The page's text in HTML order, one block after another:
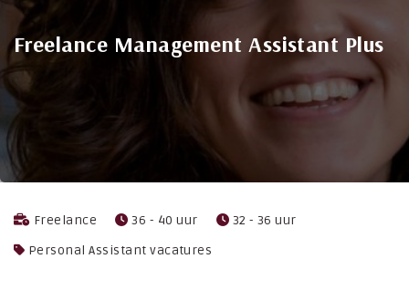
Freelance Management Assistant Plus
Freelance 36 - 40 uur
32 - 36 uur
Personal Assistant vacatures